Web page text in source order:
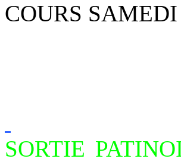
COURS
SORTIE